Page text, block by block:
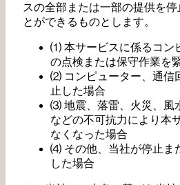
スの全部または一部の提供を
とができるものとします。
⑴ 本サービスに係るコン
の点検または保守作業を
⑵ コンピューター、通信
止した場合
⑶ 地震、落雷、火災、風
などの不可抗力により本
なくなった場合
⑷ その他、当社が停止ま
した場合